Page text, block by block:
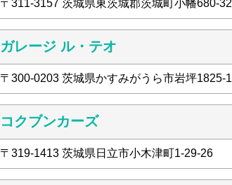
〒311-3157 茨城県東茨城郡茨城町小幡680-32
ガレージ ル・テオ
〒300-0203 茨城県かすみがうら市岩坪1825-1
コクブンカーズ
〒319-1413 茨城県日立市小木津町1-29-26